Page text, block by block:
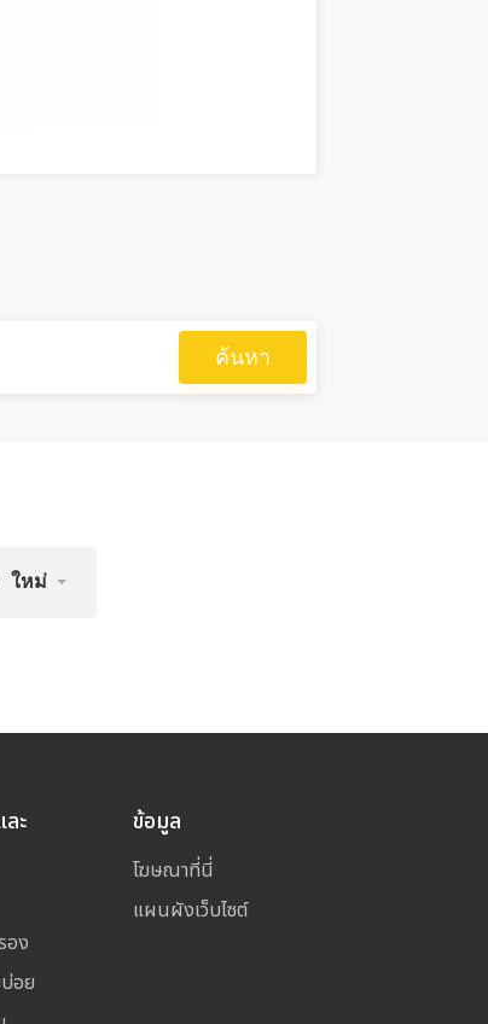
ค้นหา
ใหม่
ะ
อง
อย
ข้อมูล
โฆษณาที่นี่
แผนผังเว็บไซต์